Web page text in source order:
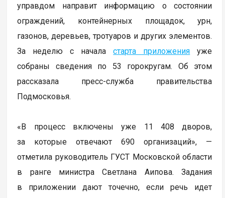
управдом направит информацию о состоянии
ограждений, контейнерных площадок, урн,
газонов, деревьев, тротуаров и других элементов.
За неделю с началастарта приложения уже
собраны сведения по 53 горокругам. Об этом
рассказала пресс-служба правительства
Подмосковья.
«В процесс включены уже 11 408 дворов,
за которые отвечают 690 организаций», —
отметила руководитель ГУСТ Московской области
в ранге министра Светлана Аипова. Задания
в приложении дают точечно, если речь идет